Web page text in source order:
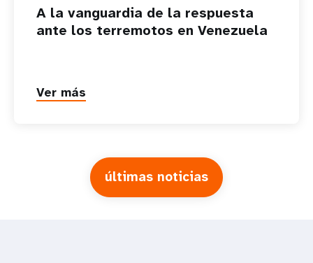
A la vanguardia de la respuesta
ante los terremotos en Venezuela
Ver más
últimas noticias